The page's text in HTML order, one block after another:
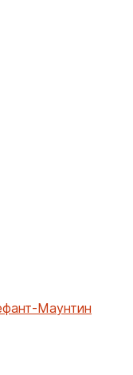
Маунтин